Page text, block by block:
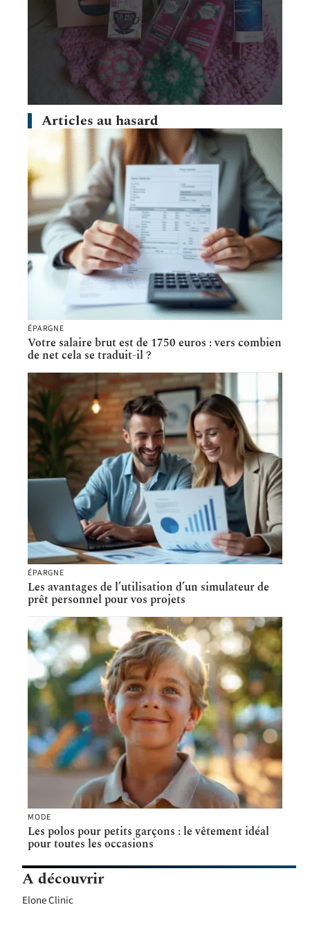
Articles au hasard
ÉPARGNE
Votre salaire brut est de 1750 euros : vers combien
de net cela se traduit-il ?
ÉPARGNE
Les avantages de l’utilisation d’un simulateur de
prêt personnel pour vos projets
MODE
Les polos pour petits garçons : le vêtement idéal
pour toutes les occasions
A découvrir
Elone Clinic